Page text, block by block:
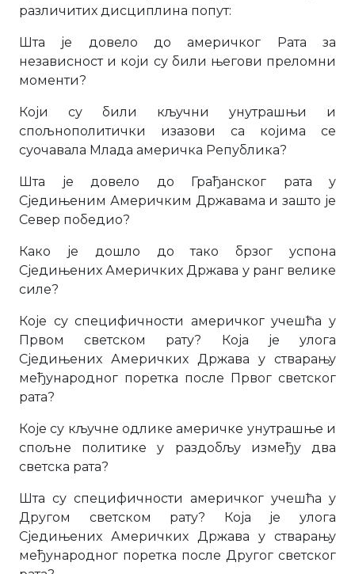
различитих дисциплина попут:
Шта је довело до америчког Рата за
независност и који су били његови преломни
моменти?
Који су били кључни унутрашњи и
спољнополитички изазови са којима се
суочавала Млада америчка Република?
Шта је довело до Грађанског рата у
Сједињеним Америчким Државама и зашто је
Север победио?
Како је дошло до тако брзог успона
Сједињених Америчких Држава у ранг велике
силе?
Које су специфичности америчког учешћа у
Првом светском рату? Која је улога
Сједињених Америчких Држава у стварању
међународног поретка после Првог светског
рата?
Које су кључне одлике америчке унутрашње и
спољне политике у раздобљу између два
светска рата?
Шта су специфичности америчког учешћа у
Другом светском рату? Која је улога
Сједињених Америчких Држава у стварању
међународног поретка после Другог светског